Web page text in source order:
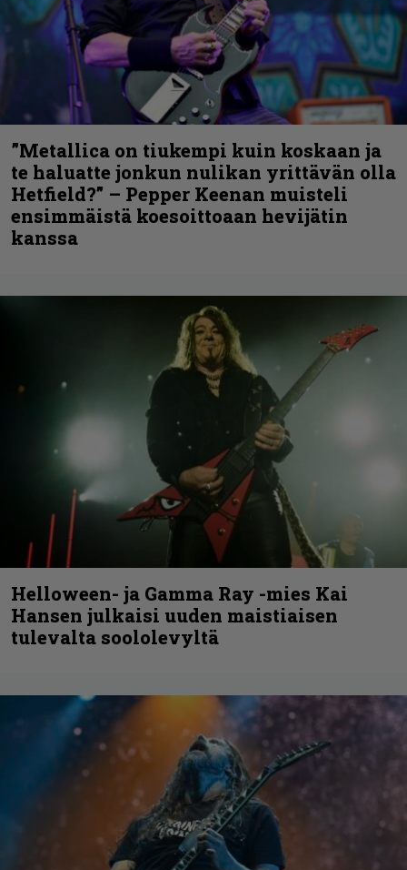
”Metallica on tiukempi kuin koskaan ja
te haluatte jonkun nulikan yrittävän olla
Hetfield?” – Pepper Keenan muisteli
ensimmäistä koesoittoaan hevijätin
kanssa
Helloween- ja Gamma Ray -mies Kai
Hansen julkaisi uuden maistiaisen
tulevalta soololevyltä